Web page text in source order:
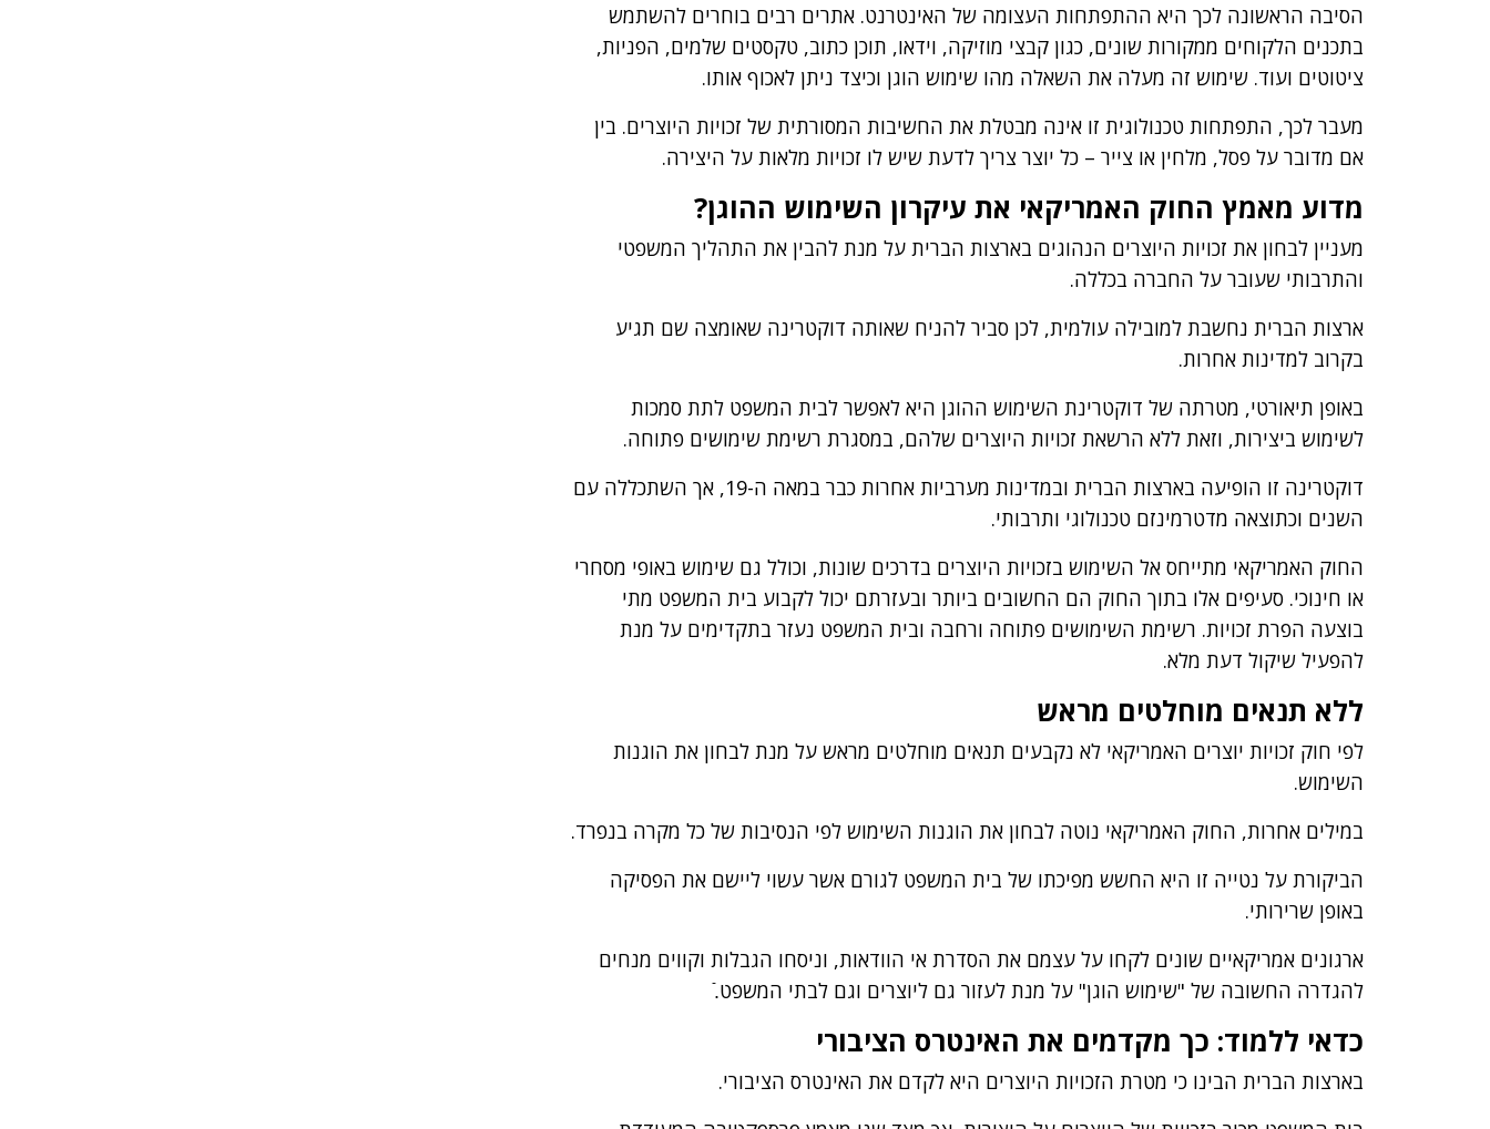
הסיבה הראשונה לכך היא ההתפתחות העצומה של האינטרנט. אתרים רבים בוחרים להשתמש
בתכנים הלקוחים ממקורות שונים, כגון קבצי מוזיקה, וידאו, תוכן כתוב, טקסטים שלמים, הפניות,
ציטוטים ועוד. שימוש זה מעלה את השאלה מהו שימוש הוגן וכיצד ניתן לאכוף אותו.
מעבר לכך, התפתחות טכנולוגית זו אינה מבטלת את החשיבות המסורתית של זכויות היוצרים. בין
אם מדובר על פסל, מלחין או צייר – כל יוצר צריך לדעת שיש לו זכויות מלאות על היצירה.
מדוע מאמץ החוק האמריקאי את עיקרון השימוש ההוגן?
מעניין לבחון את זכויות היוצרים הנהוגים בארצות הברית על מנת להבין את התהליך המשפטי
והתרבותי שעובר על החברה בכללה.
ארצות הברית נחשבת למובילה עולמית, לכן סביר להניח שאותה דוקטרינה שאומצה שם תגיע
בקרוב למדינות אחרות.
באופן תיאורטי, מטרתה של דוקטרינת השימוש ההוגן היא לאפשר לבית המשפט לתת סמכות
לשימוש ביצירות, וזאת ללא הרשאת זכויות היוצרים שלהם, במסגרת רשימת שימושים פתוחה.
דוקטרינה זו הופיעה בארצות הברית ובמדינות מערביות אחרות כבר במאה ה-19, אך השתכללה עם
השנים וכתוצאה מדטרמינזם טכנולוגי ותרבותי.
החוק האמריקאי מתייחס אל השימוש בזכויות היוצרים בדרכים שונות, וכולל גם שימוש באופי מסחרי
או חינוכי. סעיפים אלו בתוך החוק הם החשובים ביותר ובעזרתם יכול לקבוע בית המשפט מתי
בוצעה הפרת זכויות. רשימת השימושים פתוחה ורחבה ובית המשפט נעזר בתקדימים על מנת
להפעיל שיקול דעת מלא.
ללא תנאים מוחלטים מראש
לפי חוק זכויות יוצרים האמריקאי לא נקבעים תנאים מוחלטים מראש על מנת לבחון את הוגנות
השימוש.
במילים אחרות, החוק האמריקאי נוטה לבחון את הוגנות השימוש לפי הנסיבות של כל מקרה בנפרד.
הביקורת על נטייה זו היא החשש מפיכתו של בית המשפט לגורם אשר עשוי ליישם את הפסיקה
באופן שרירותי.
ארגונים אמריקאיים שונים לקחו על עצמם את הסדרת אי הוודאות, וניסחו הגבלות וקווים מנחים
להגדרה החשובה של "שימוש הוגן" על מנת לעזור גם ליוצרים וגם לבתי המשפט.ֿ
כדאי ללמוד: כך מקדמים את האינטרס הציבורי
בארצות הברית הבינו כי מטרת הזכויות היוצרים היא לקדם את האינטרס הציבורי.